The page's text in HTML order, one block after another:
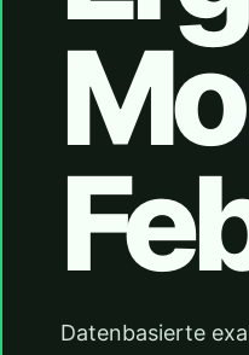
Datenbasierte